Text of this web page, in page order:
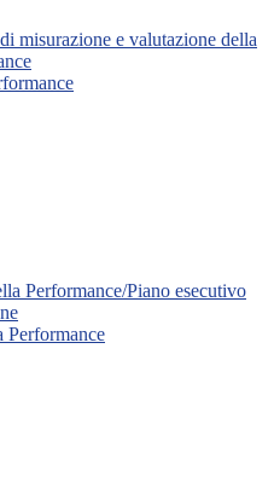
misurazione e valutazione della
Performance/Piano esecutivo
Performance